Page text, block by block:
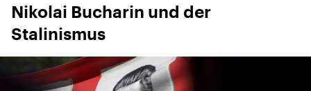
Nikolai Bucharin und der
Stalinismus